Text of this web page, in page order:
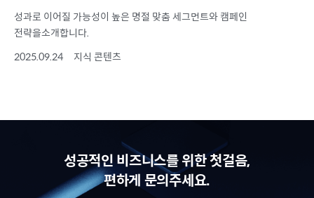
성과로 이어질 가능성이 높은 명절 맞춤 세그먼트와 캠페인
전략을소개합니다.
2025.09.24
지식 콘텐츠
성공적인 비즈니스를 위한 첫걸음,
편하게 문의주세요.